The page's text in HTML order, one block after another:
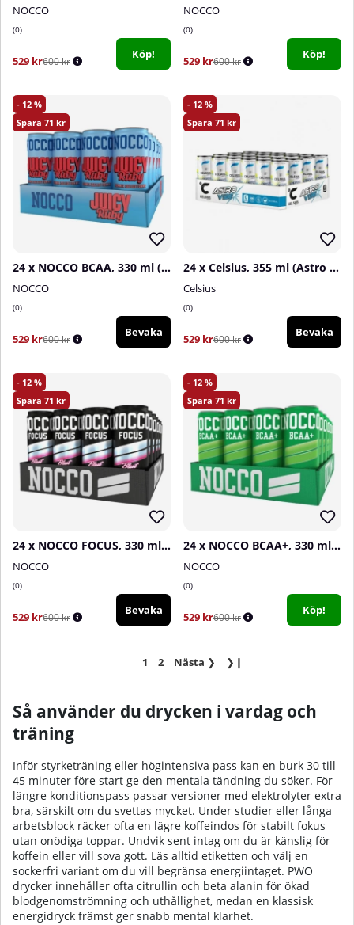
NOCCO
0
529 kr600 kr
Köp!
NOCCO
0
529 kr600 kr
Köp!
12
71
24 x NOCCO BCAA, 330 ml (Juicy Ruby)
NOCCO
0
529 kr600 kr
Bevaka
12
71
24 x Celsius, 355 ml (Astro Vibe)
Celsius
0
529 kr600 kr
Bevaka
12
71
24 x NOCCO FOCUS, 330 ml (Raspberry Blast)
NOCCO
0
529 kr600 kr
Bevaka
12
71
24 x NOCCO BCAA+, 330 ml (Äpple - Koffeinfri)
NOCCO
0
529 kr600 kr
Köp!
1 2 Nästa ❯ ❯❙
Så använder du drycken i vardag och
träning
Inför styrketräning eller högintensiva pass kan en burk 30 till
45 minuter före start ge den mentala tändning du söker. För
längre konditionspass passar versioner med elektrolyter extra
bra, särskilt om du svettas mycket. Under studier eller långa
arbetsblock räcker ofta en lägre koffeindos för stabilt fokus
utan onödiga toppar. Undvik sent intag om du är känslig för
koffein eller vill sova gott. Läs alltid etiketten och välj en
sockerfri variant om du vill begränsa energiintaget. PWO
drycker innehåller ofta citrullin och beta alanin för ökad
blodgenomströmning och uthållighet, medan en klassisk
energidryck främst ger snabb mental klarhet.